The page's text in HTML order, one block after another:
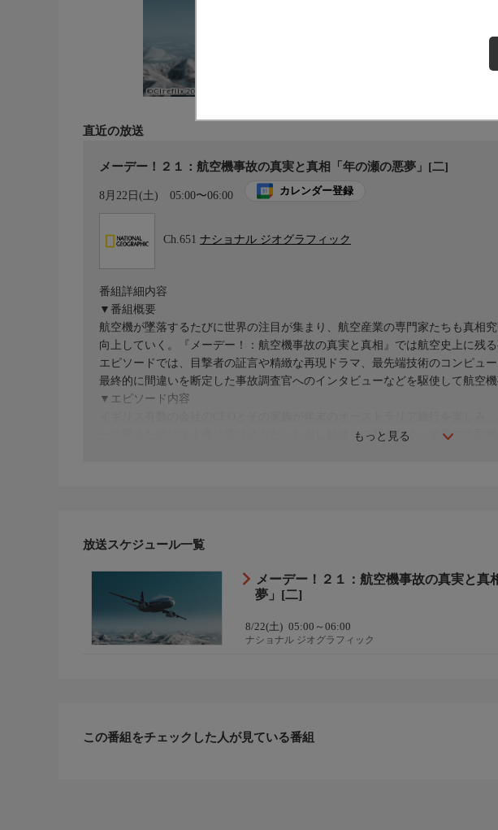
直近の放送
メーデー！２１：航空機事故の真実と真相「年の瀬の悪夢」[二]
8月22日(土) 05:00〜06:00 カレンダー登録
Ch.651 ナショナル ジオグラフィック
もっと見る
番組詳細内容
▼番組概要
航空機が墜落するたびに世界の注目が集まり、航空産業の専門家たちも真相
向上していく。『メーデー！：航空機事故の真実と真相』では航空史上に残
エピソードでは、目撃者の証言や精緻な再現ドラマ、最先端技術のコンピュ
最終的に間違いを断定した事故調査官へのインタビューなどを駆使して航空機
▼エピソード内容
ーに帰るために水上機に乗り込んだ。しかし離陸して間もなく、単発の小型
放送スケジュール一覧
メーデー！２１：航空機事故の真実と真
夢」[二]
8/22(土) 05:00～06:00
ナショナル ジオグラフィック
この番組をチェックした人が見ている番組